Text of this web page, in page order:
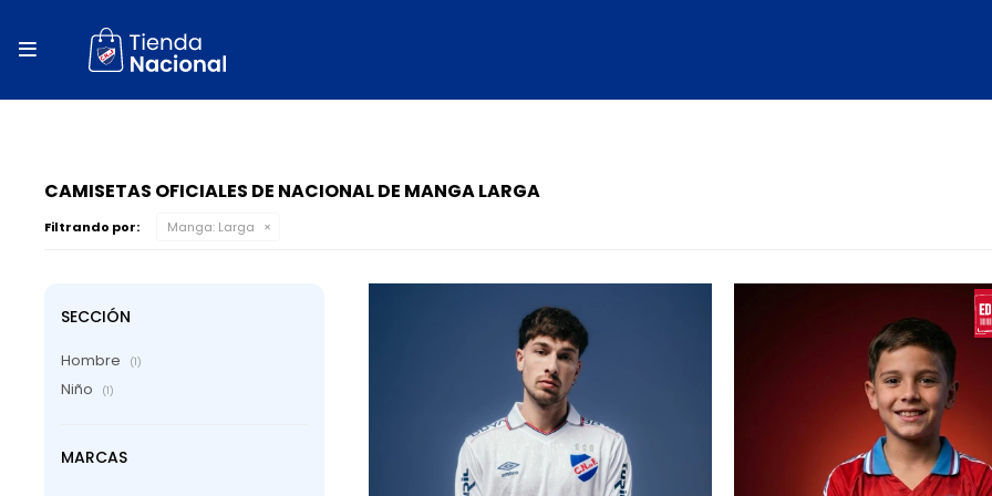

CAMISETAS OFICIALES DE NACIONAL DE MANGA LARGA
Filtrando por: Manga: Larga
SECCIÓN
Hombre (1)
Niño (1)
MARCAS
close
local_shipping
percent